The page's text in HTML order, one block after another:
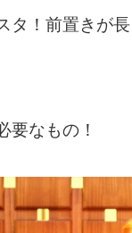
タ！前置きが
要なもの！